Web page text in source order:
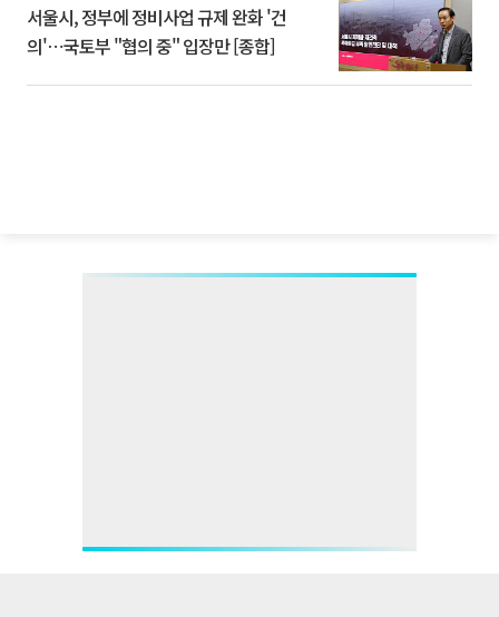
서울시, 정부에 정비사업 규제 완화 '건
의'⋯국토부 "협의 중" 입장만 [종합]